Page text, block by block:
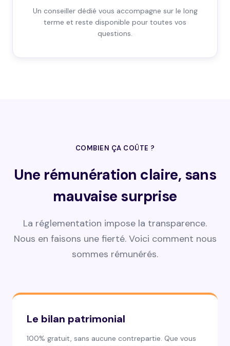
Un conseiller dédié vous accompagne sur le long
terme et reste disponible pour toutes vos
questions.
COMBIEN ÇA COÛTE ?
Une rémunération claire, sans
mauvaise surprise
La réglementation impose la transparence.
Nous en faisons une fierté. Voici comment nous
sommes rémunérés.
Le bilan patrimonial
100% gratuit, sans aucune contrepartie. Que vous